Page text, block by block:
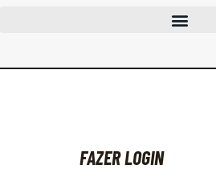
INSTITUCIONAL
FAZER LOGIN